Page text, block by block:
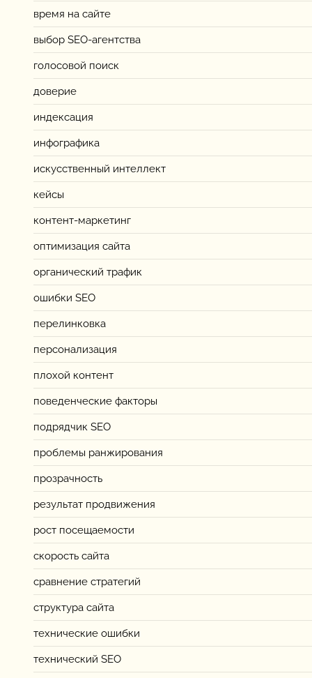
время на сайте
выбор SEO-агентства
голосовой поиск
доверие
индексация
инфографика
искусственный интеллект
кейсы
контент-маркетинг
оптимизация сайта
органический трафик
ошибки SEO
перелинковка
персонализация
плохой контент
поведенческие факторы
подрядчик SEO
проблемы ранжирования
прозрачность
результат продвижения
рост посещаемости
скорость сайта
сравнение стратегий
структура сайта
технические ошибки
технический SEO